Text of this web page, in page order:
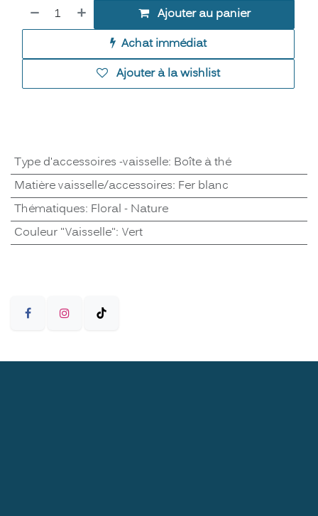
Ajouter au panier
Achat immédiat
Ajouter à la wishlist
Type d'accessoires -vaisselle: Boîte à thé
Matière vaisselle/accessoires: Fer blanc
Thématiques: Floral - Nature
Couleur "Vaisselle": Vert